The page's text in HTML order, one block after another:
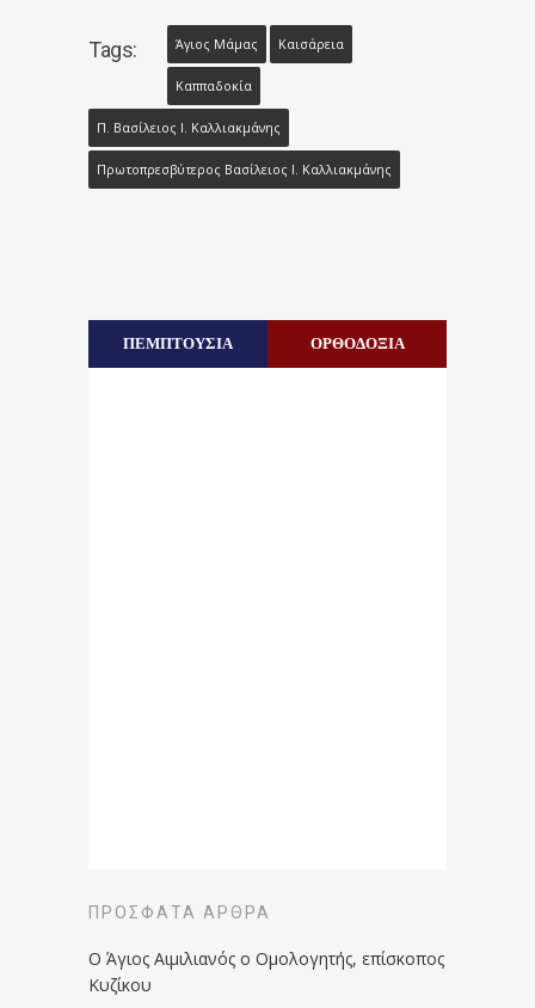
Tags: Άγιος Μάμας Καισάρεια
Καππαδοκία
Π. Βασίλειος Ι. Καλλιακμάνης
Πρωτοπρεσβύτερος Βασίλειος Ι. Καλλιακμάνης
ΠΕΜΠΤΟΥΣΙΑ ΟΡΘΟΔΟΞΙΑ
ΠΡΌΣΦΑΤΑ ΆΡΘΡΑ
Ο Άγιος Αιμιλιανός ο Ομολογητής, επίσκοπος
Κυζίκου